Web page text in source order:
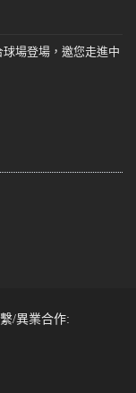
場登場，邀您走進中
/異業合作: